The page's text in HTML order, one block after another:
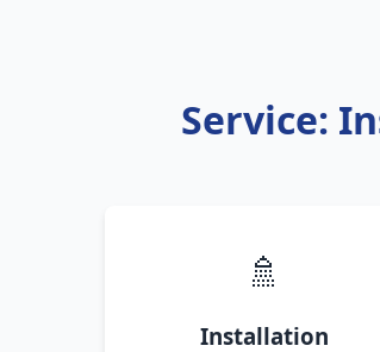
Service:
🚿
Installation